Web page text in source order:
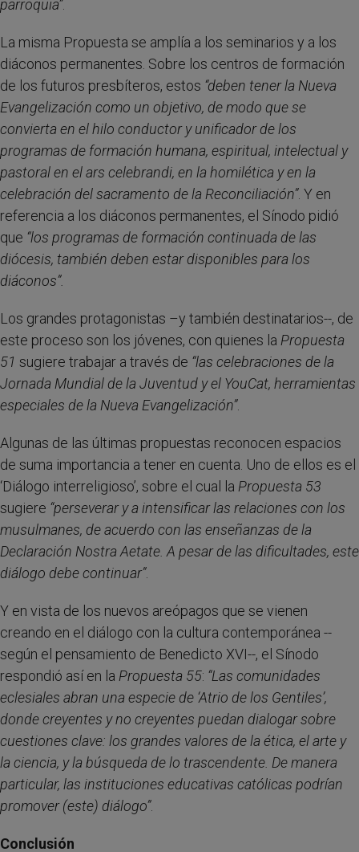
parroquia”.
La misma Propuesta se amplía a los seminarios y a los
diáconos permanentes. Sobre los centros de formación
de los futuros presbíteros, estos “deben tener la Nueva
Evangelización como un objetivo, de modo que se
convierta en el hilo conductor y unificador de los
programas de formación humana, espiritual, intelectual y
pastoral en el ars celebrandi, en la homilética y en la
celebración del sacramento de la Reconciliación”. Y en
referencia a los diáconos permanentes, el Sínodo pidió
que “los programas de formación continuada de las
diócesis, también deben estar disponibles para los
diáconos”.
Los grandes protagonistas –y también destinatarios--, de
este proceso son los jóvenes, con quienes la Propuesta
51 sugiere trabajar a través de “las celebraciones de la
Jornada Mundial de la Juventud y el YouCat, herramientas
especiales de la Nueva Evangelización”.
Algunas de las últimas propuestas reconocen espacios
de suma importancia a tener en cuenta. Uno de ellos es el
‘Diálogo interreligioso’, sobre el cual la Propuesta 53
sugiere “perseverar y a intensificar las relaciones con los
musulmanes, de acuerdo con las enseñanzas de la
Declaración Nostra Aetate. A pesar de las dificultades, este
diálogo debe continuar”.
Y en vista de los nuevos areópagos que se vienen
creando en el diálogo con la cultura contemporánea --
según el pensamiento de Benedicto XVI--, el Sínodo
respondió así en la Propuesta 55: “Las comunidades
eclesiales abran una especie de ‘Atrio de los Gentiles’,
donde creyentes y no creyentes puedan dialogar sobre
cuestiones clave: los grandes valores de la ética, el arte y
la ciencia, y la búsqueda de lo trascendente. De manera
particular, las instituciones educativas católicas podrían
promover (este) diálogo”.
Conclusión